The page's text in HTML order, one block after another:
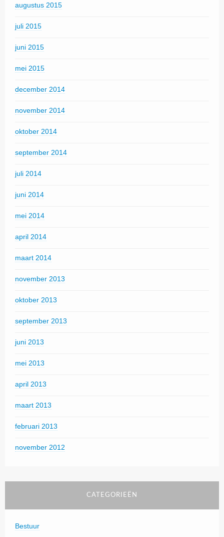
augustus 2015
juli 2015
juni 2015
mei 2015
december 2014
november 2014
oktober 2014
september 2014
juli 2014
juni 2014
mei 2014
april 2014
maart 2014
november 2013
oktober 2013
september 2013
juni 2013
mei 2013
april 2013
maart 2013
februari 2013
november 2012
CATEGORIEËN
Bestuur